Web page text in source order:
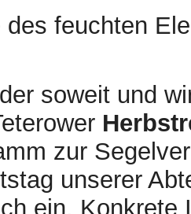
des feuchten
soweit und
zur
unserer
ein. Konkrete